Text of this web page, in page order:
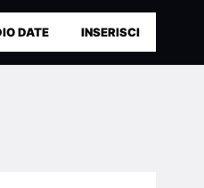
DATE INSERISCI